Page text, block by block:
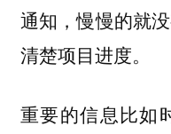
通知，慢慢的就
清楚项目进度。
重要的信息比如